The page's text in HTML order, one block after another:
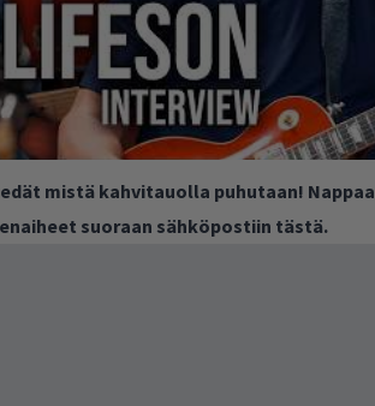
mistä kahvitauolla puhutaan! Nappaa
suoraan sähköpostiin tästä.